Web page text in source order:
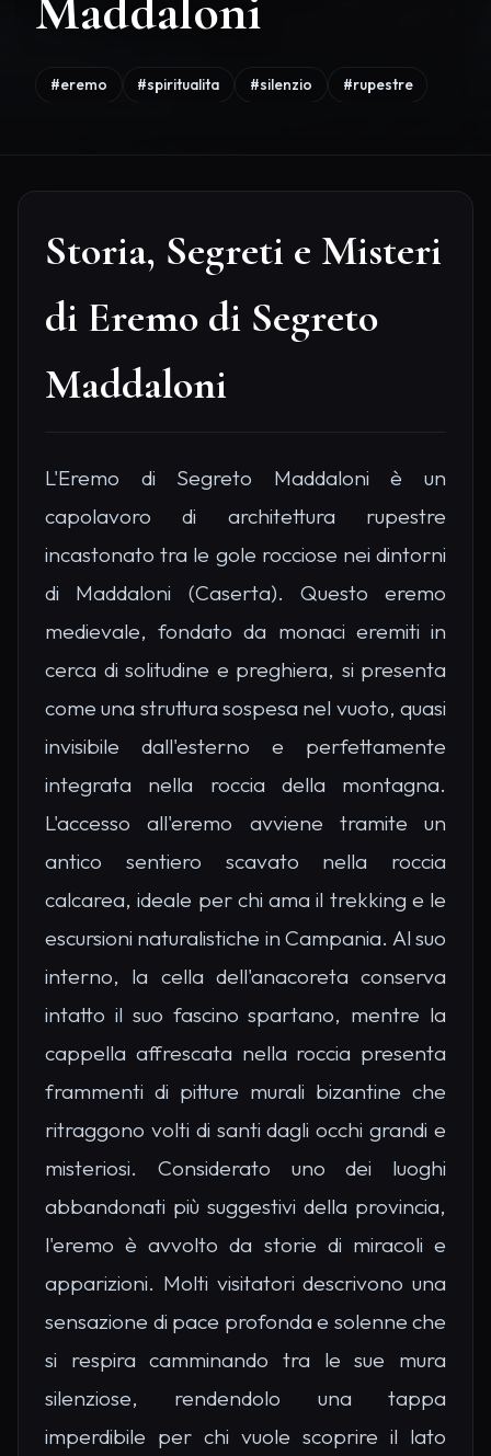
#eremo #spiritualita #silenzio #rupestre
Storia, Segreti e Misteri
di Eremo di Segreto
Maddaloni
L'Eremo di Segreto Maddaloni è un
capolavoro di architettura rupestre
incastonato tra le gole rocciose nei dintorni
di Maddaloni (Caserta). Questo eremo
medievale, fondato da monaci eremiti in
cerca di solitudine e preghiera, si presenta
come una struttura sospesa nel vuoto, quasi
invisibile dall'esterno e perfettamente
integrata nella roccia della montagna.
L'accesso all'eremo avviene tramite un
antico sentiero scavato nella roccia
calcarea, ideale per chi ama il trekking e le
escursioni naturalistiche in Campania. Al suo
interno, la cella dell'anacoreta conserva
intatto il suo fascino spartano, mentre la
cappella affrescata nella roccia presenta
frammenti di pitture murali bizantine che
ritraggono volti di santi dagli occhi grandi e
misteriosi. Considerato uno dei luoghi
abbandonati più suggestivi della provincia,
l'eremo è avvolto da storie di miracoli e
apparizioni. Molti visitatori descrivono una
sensazione di pace profonda e solenne che
si respira camminando tra le sue mura
silenziose, rendendolo una tappa
imperdibile per chi vuole scoprire il lato